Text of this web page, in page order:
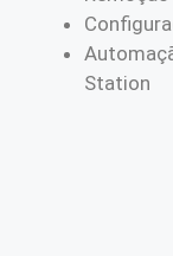
Station